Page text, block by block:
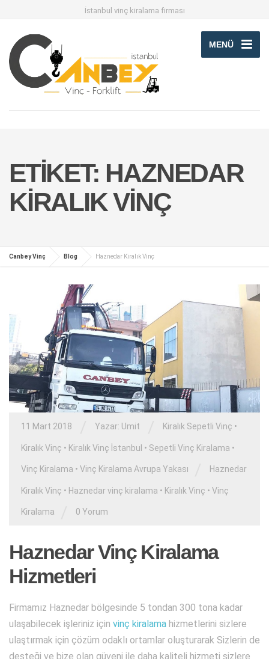
İstanbul vinç kiralama firması
MENÜ
ETIKET: HAZNEDAR
KIRALIK VINÇ
Canbey Vinç Blog Haznedar Kiralık Vinç
11 Mart 2018 Yazar: Umit Kiralık Sepetli Vinç •
Kiralık Vinç • Kiralık Vinç İstanbul • Sepetli Vinç Kiralama •
Vinç Kiralama • Vinç Kiralama Avrupa Yakası Haznedar
Kiralık Vinç • Haznedar vinç kiralama • Kiralık Vinç • Vinç
Kiralama 0 Yorum
Haznedar Vinç Kiralama
Hizmetleri
Firmamız Haznedar bölgesinde 5 tondan 300 tona kadar
ulaşabilecek işleriniz için vinç kiralama hizmetlerini sizlere
ulaştırmak için çözüm odaklı ortamlar oluşturarak Sizlerin de
desteği ve bize olan güveni ile daha kaliteli hizmeti sizlere